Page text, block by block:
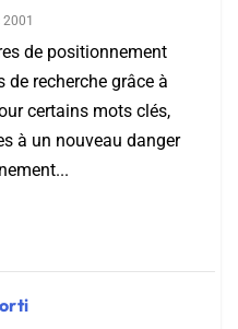
de positionnement
recherche grâce à
certains mots clés,
à un nouveau danger